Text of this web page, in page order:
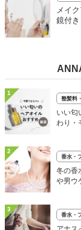
メイ
鏡付き
1
整髪料
いい匂
わり・
2
香水・
冬の香
や男ウ
3
香水・